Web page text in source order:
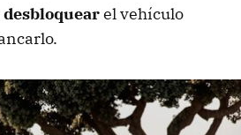
desbloquearel vehículo